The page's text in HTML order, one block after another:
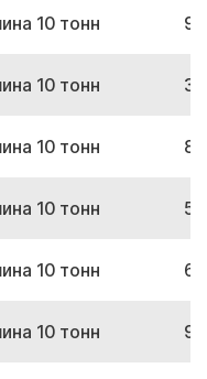
10 тонн
10 тонн
10 тонн
10 тонн
10 тонн
10 тонн